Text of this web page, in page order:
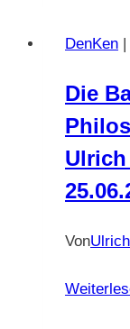
DenKen
Die
Ulrich
Von